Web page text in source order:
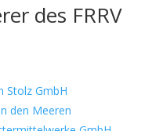
des FRRV